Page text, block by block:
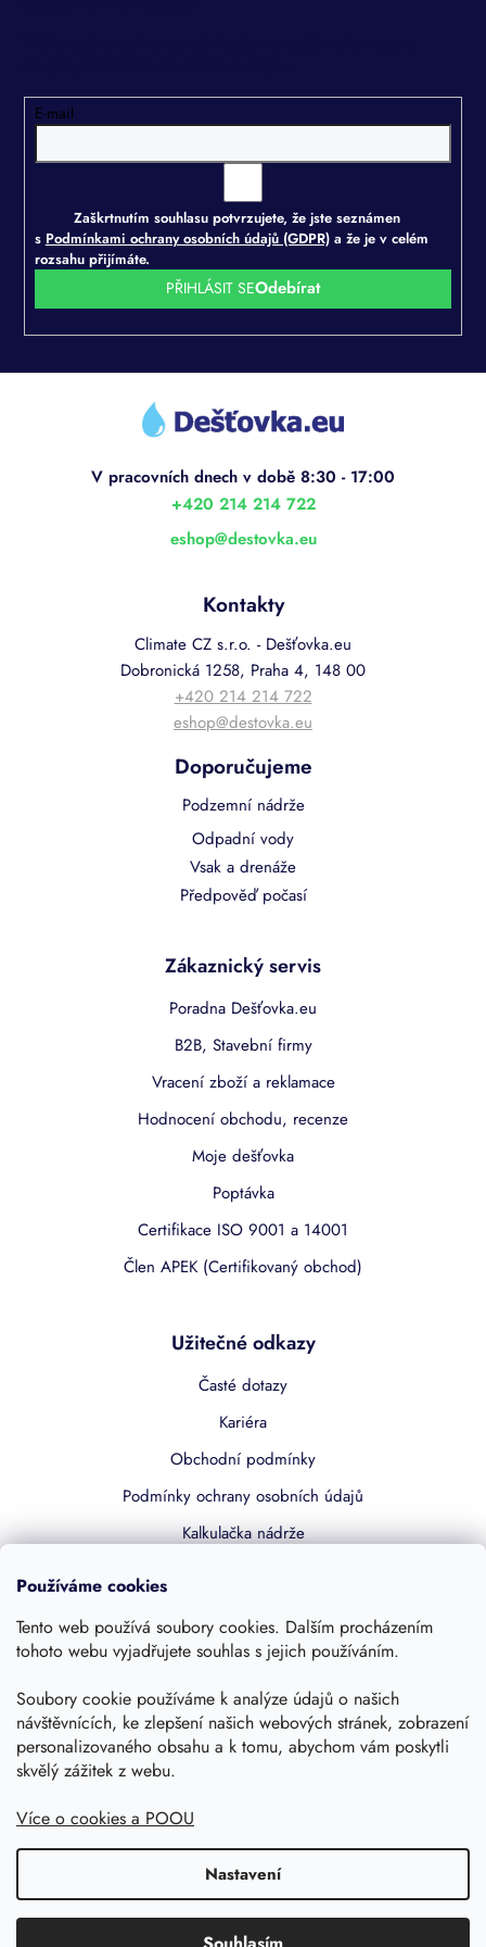
Používáme cookies
Tento web používá soubory cookies. Dalším procházením
tohoto webu vyjadřujete souhlas s jejich používáním.
Soubory cookie používáme k analýze údajů o našich
návštěvnících, ke zlepšení našich webových stránek, zobrazení
personalizovaného obsahu a k tomu, abychom vám poskytli
skvělý zážitek z webu.
Více o cookies a POOU
Nastavení
E-mail
Zaškrtnutím souhlasu potvrzujete, že jste seznámen
s Podmínkami ochrany osobních údajů (GDPR)a že je v celém
rozsahu přijímáte.
PŘIHLÁSIT SE
Z
eshop@destovka.eu
+420 214 214 722
Kontakty
Climate CZ s.r.o. - Dešťovka.eu
Dobronická 1258, Praha 4, 148 00
+420 214 214 722
eshop@destovka.eu
Doporučujeme
Podzemní nádrže
Odpadní vody
Vsak a drenáže
Předpověď počasí
Zákaznický servis
Poradna Dešťovka.eu
B2B, Stavební firmy
Vracení zboží a reklamace
Hodnocení obchodu, recenze
Moje dešťovka
Poptávka
Certifikace ISO 9001 a 14001
Člen APEK (Certifikovaný obchod)
Užitečné odkazy
Časté dotazy
Kariéra
Obchodní podmínky
Podmínky ochrany osobních údajů
Kalkulačka nádrže
Kontakty
Sledujte nás